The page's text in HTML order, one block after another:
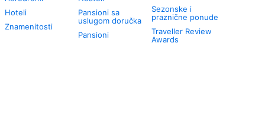
Hoteli
Znamenitosti
Pansioni sa
uslugom doručka
Pansioni
Sezonske i
praznične ponude
Traveller Review
Awards